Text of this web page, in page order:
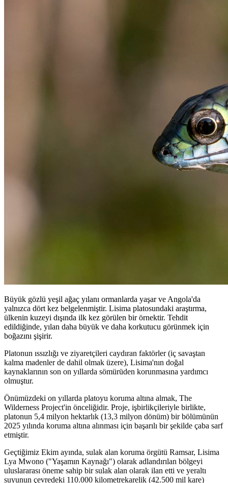
Büyük gözlü yeşil ağaç yılanı ormanlarda yaşar ve Angola'da
yalnızca dört kez belgelenmiştir. Lisima platosundaki araştırma,
ülkenin kuzeyi dışında ilk kez görülen bir örnektir. Tehdit
edildiğinde, yılan daha büyük ve daha korkutucu görünmek için
boğazını şişirir.
Platonun ıssızlığı ve ziyaretçileri caydıran faktörler (iç savaştan
kalma madenler de dahil olmak üzere), Lisima'nın doğal
kaynaklarının son on yıllarda sömürüden korunmasına yardımcı
olmuştur.
Önümüzdeki on yıllarda platoyu koruma altına almak, The
Wilderness Project'in önceliğidir. Proje, işbirlikçileriyle birlikte,
platonun 5,4 milyon hektarlık (13,3 milyon dönüm) bir bölümünün
2025 yılında koruma altına alınması için başarılı bir şekilde çaba sarf
etmiştir.
Geçtiğimiz Ekim ayında, sulak alan koruma örgütü Ramsar, Lisima
Lya Mwono ("Yaşamın Kaynağı") olarak adlandırılan bölgeyi
uluslararası öneme sahip bir sulak alan olarak ilan etti ve yeraltı
suyunun çevredeki 110.000 kilometrekarelik (42.500 mil kare)